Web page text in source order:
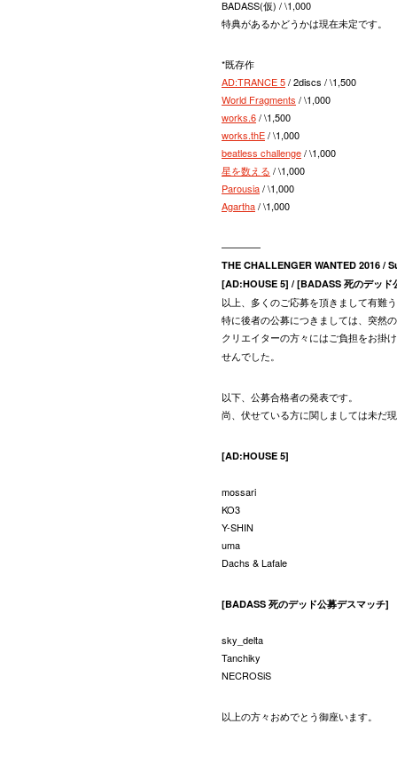
BADASS(仮) / \1,000
特典があるかどうかは現在未定です。
*既存作
AD:TRANCE 5/ 2discs / \1,500
World Fragments / \1,000
works.6/ \1,500
works.thE/ \1,000
beatless challenge/ \1,000
星を数える / \1,000
Parousia/ \1,000
Agartha/ \1,000
————
THE CHALLENGER WANTED 2016 /
[AD:HOUSE 5] / [BADASS 死のデッド
以上、多くのご応募を頂きまして有難
特に後者の公募につきましては、突然
クリエイターの方々にはご負担をお掛
せんでした。
以下、公募合格者の発表です。
尚、伏せている方に関しましては未だ
[AD:HOUSE 5]
mossari
KO3
Y-SHIN
uma
Dachs & Lafale
[BADASS 死のデッド公募デスマッチ]
sky_delta
Tanchiky
NECROSiS
以上の方々おめでとう御座います。